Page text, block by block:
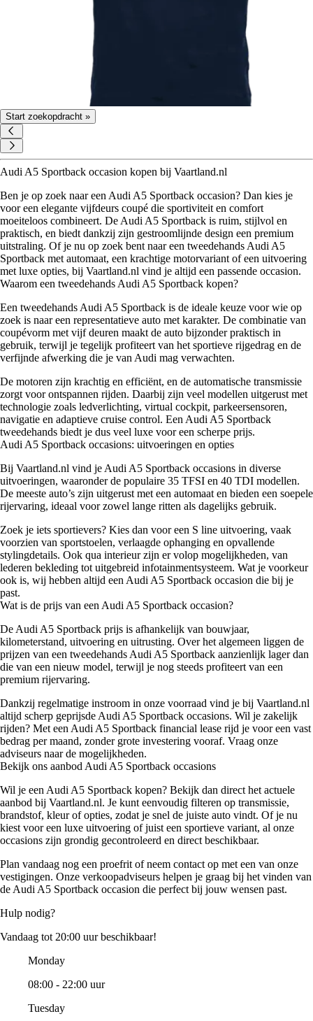
Start zoekopdracht »
Audi A5 Sportback occasion kopen bij Vaartland.nl
Ben je op zoek naar een Audi A5 Sportback occasion? Dan kies je
voor een elegante vijfdeurs coupé die sportiviteit en comfort
moeiteloos combineert. De Audi A5 Sportback is ruim, stijlvol en
praktisch, en biedt dankzij zijn gestroomlijnde design een premium
uitstraling. Of je nu op zoek bent naar een tweedehands Audi A5
Sportback met automaat, een krachtige motorvariant of een uitvoering
met luxe opties, bij Vaartland.nl vind je altijd een passende occasion.
Waarom een tweedehands Audi A5 Sportback kopen?
Een tweedehands Audi A5 Sportback is de ideale keuze voor wie op
zoek is naar een representatieve auto met karakter. De combinatie van
coupévorm met vijf deuren maakt de auto bijzonder praktisch in
gebruik, terwijl je tegelijk profiteert van het sportieve rijgedrag en de
verfijnde afwerking die je van Audi mag verwachten.
De motoren zijn krachtig en efficiënt, en de automatische transmissie
zorgt voor ontspannen rijden. Daarbij zijn veel modellen uitgerust met
technologie zoals ledverlichting, virtual cockpit, parkeersensoren,
navigatie en adaptieve cruise control. Een Audi A5 Sportback
tweedehands biedt je dus veel luxe voor een scherpe prijs.
Audi A5 Sportback occasions: uitvoeringen en opties
Bij Vaartland.nl vind je Audi A5 Sportback occasions in diverse
uitvoeringen, waaronder de populaire 35 TFSI en 40 TDI modellen.
De meeste auto’s zijn uitgerust met een automaat en bieden een soepele
rijervaring, ideaal voor zowel lange ritten als dagelijks gebruik.
Zoek je iets sportievers? Kies dan voor een S line uitvoering, vaak
voorzien van sportstoelen, verlaagde ophanging en opvallende
stylingdetails. Ook qua interieur zijn er volop mogelijkheden, van
lederen bekleding tot uitgebreid infotainmentsysteem. Wat je voorkeur
ook is, wij hebben altijd een Audi A5 Sportback occasion die bij je
past.
Wat is de prijs van een Audi A5 Sportback occasion?
De Audi A5 Sportback prijs is afhankelijk van bouwjaar,
kilometerstand, uitvoering en uitrusting. Over het algemeen liggen de
prijzen van een tweedehands Audi A5 Sportback aanzienlijk lager dan
die van een nieuw model, terwijl je nog steeds profiteert van een
premium rijervaring.
Dankzij regelmatige instroom in onze voorraad vind je bij Vaartland.nl
altijd scherp geprijsde Audi A5 Sportback occasions. Wil je zakelijk
rijden? Met een Audi A5 Sportback financial lease rijd je voor een vast
bedrag per maand, zonder grote investering vooraf. Vraag onze
adviseurs naar de mogelijkheden.
Bekijk ons aanbod Audi A5 Sportback occasions
Wil je een Audi A5 Sportback kopen? Bekijk dan direct het actuele
aanbod bij Vaartland.nl. Je kunt eenvoudig filteren op transmissie,
brandstof, kleur of opties, zodat je snel de juiste auto vindt. Of je nu
kiest voor een luxe uitvoering of juist een sportieve variant, al onze
occasions zijn grondig gecontroleerd en direct beschikbaar.
Plan vandaag nog een proefrit of neem contact op met een van onze
vestigingen. Onze verkoopadviseurs helpen je graag bij het vinden van
de Audi A5 Sportback occasion die perfect bij jouw wensen past.
Hulp nodig?
Vandaag tot 20:00 uur beschikbaar!
Monday
08:00 - 22:00 uur
Tuesday